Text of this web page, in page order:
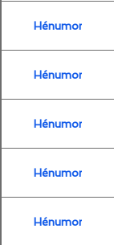
Hénumont
Hénumont
Hénumont
Hénumont
Hénumont